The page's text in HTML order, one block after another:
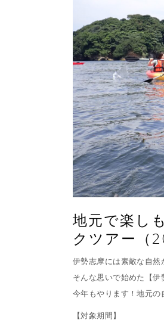
地元で楽し
クツアー（
伊勢志摩には素敵な自然
そんな思いで始めた【伊
今年もやります！地元の
【対象期間】